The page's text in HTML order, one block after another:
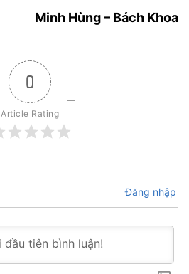
Minh Hùng – Bách Khoa
0
Article Rating
Đăng nhập